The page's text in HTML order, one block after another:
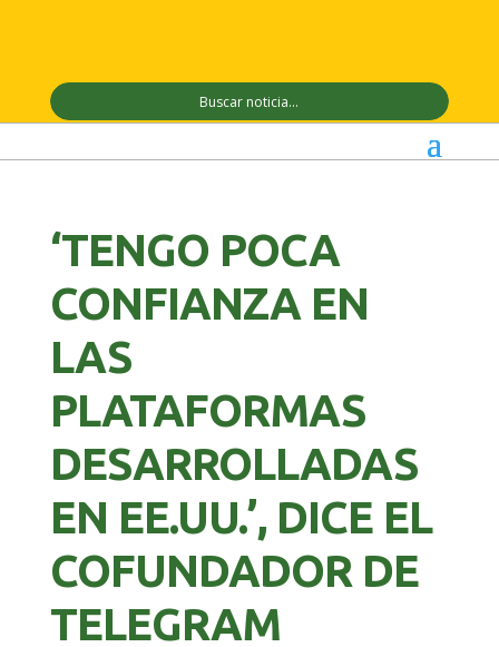
‘TENGO POCA
CONFIANZA EN
LAS
PLATAFORMAS
DESARROLLADAS
EN EE.UU.’, DICE EL
COFUNDADOR DE
TELEGRAM